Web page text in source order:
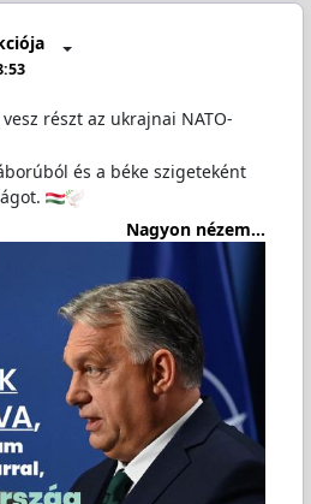
részt az ukrajnai NATO-
és a béke szigeteként
Nagyon nézem...